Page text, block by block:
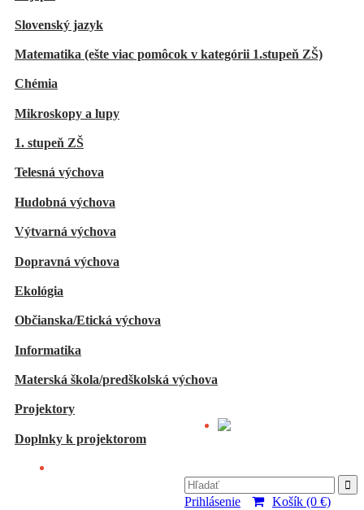
Slovenský jazyk
Matematika (ešte viac pomôcok v kategórii 1.stupeň ZŠ)
Chémia
Mikroskopy a lupy
1. stupeň ZŠ
Telesná výchova
Hudobná výchova
Výtvarná výchova
Dopravná výchova
Ekológia
Občianska/Etická výchova
Informatika
Materská škola/predškolská výchova
Projektory
Doplnky k projektorom
O nás
Prihlásenie
Košík (0 €)